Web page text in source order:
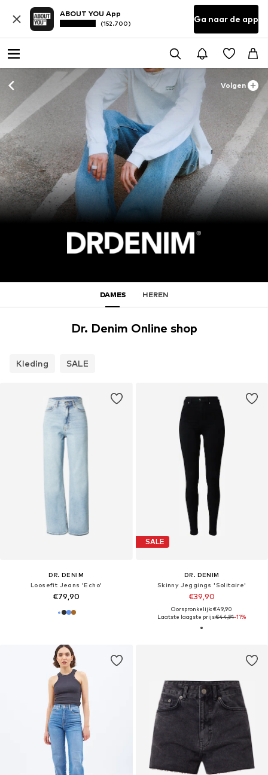
ABOUT YOU App
(152.700) Ga naar de app
Volgen
DAMES HEREN
Dr. Denim Online shop
Kleding SALE
DR. DENIM
Loosefit Jeans 'Echo'
€79,90
SALE
DR. DENIM
Skinny Jeggings 'Solitaire'
€39,90
Oorspronkelijk: €49,90
Laatste laagste prijs:€44,91-11%